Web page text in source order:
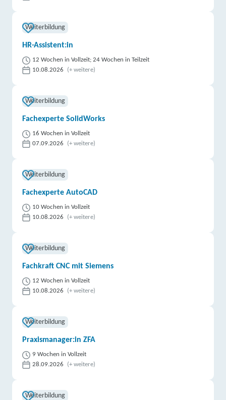
Weiterbildung
HR-Assistent:in
12 Wochen in Vollzeit; 24 Wochen in Teilzeit
10.08.2026
(+ weitere)
Weiterbildung
Fachexperte SolidWorks
16 Wochen in Vollzeit
07.09.2026
(+ weitere)
Weiterbildung
Fachexperte AutoCAD
10 Wochen in Vollzeit
10.08.2026
(+ weitere)
Weiterbildung
Fachkraft CNC mit Siemens
12 Wochen in Vollzeit
10.08.2026
(+ weitere)
Weiterbildung
Praxismanager:in ZFA
9 Wochen in Vollzeit
28.09.2026
(+ weitere)
Weiterbildung